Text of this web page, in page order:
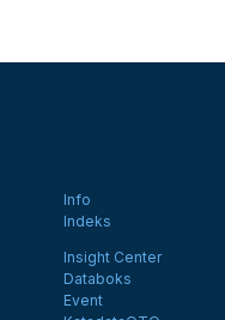
Info
Indeks
Insight Center
Databoks
Event